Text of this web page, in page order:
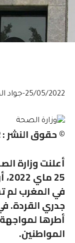
25/05/2022-جواد الكبوري
© حقوق النشر : DR
أعلنت وزارة
في المغرب
جدري القردة.
أطرها
المواطنين.